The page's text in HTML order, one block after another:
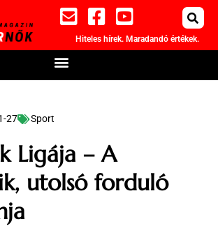
Hiteles hírek. Maradandó értékek.
27 Sport
Ligája – A
utolsó forduló